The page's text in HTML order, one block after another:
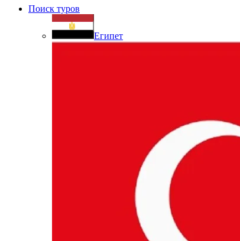
Поиск туров
Египет